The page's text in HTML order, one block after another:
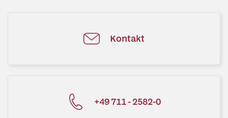
Kontakt
+49 711 - 2582-0